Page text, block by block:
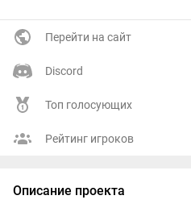
Перейти на сайт
Discord
Топ голосующих
Рейтинг игроков
Описание проекта